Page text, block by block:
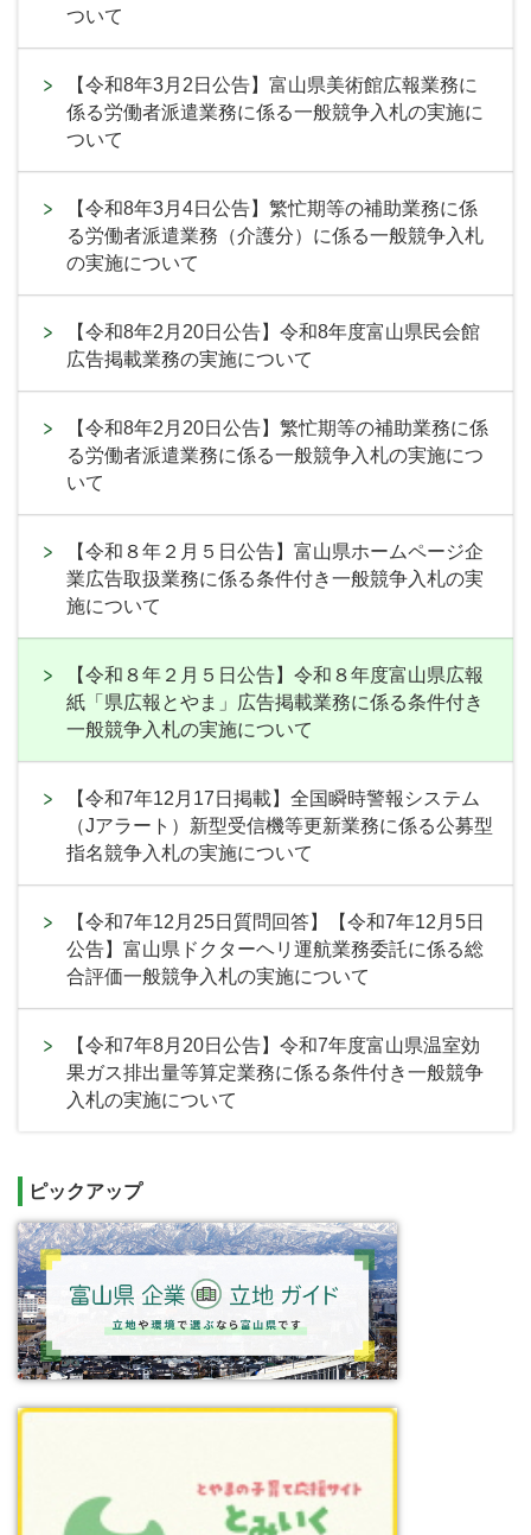
ついて
【令和8年3月2日公告】富山県美術館広報業務に
係る労働者派遣業務に係る一般競争入札の実施に
ついて
【令和8年3月4日公告】繁忙期等の補助業務に係
る労働者派遣業務（介護分）に係る一般競争入札
の実施について
【令和8年2月20日公告】令和8年度富山県民会館
広告掲載業務の実施について
【令和8年2月20日公告】繁忙期等の補助業務に係
る労働者派遣業務に係る一般競争入札の実施につ
いて
【令和８年２月５日公告】富山県ホームページ企
業広告取扱業務に係る条件付き一般競争入札の実
施について
【令和８年２月５日公告】令和８年度富山県広報
紙「県広報とやま」広告掲載業務に係る条件付き
一般競争入札の実施について
【令和7年12月17日掲載】全国瞬時警報システム
（Jアラート）新型受信機等更新業務に係る公募型
指名競争入札の実施について
【令和7年12月25日質問回答】【令和7年12月5日
公告】富山県ドクターヘリ運航業務委託に係る総
合評価一般競争入札の実施について
【令和7年8月20日公告】令和7年度富山県温室効
果ガス排出量等算定業務に係る条件付き一般競争
入札の実施について
ピックアップ